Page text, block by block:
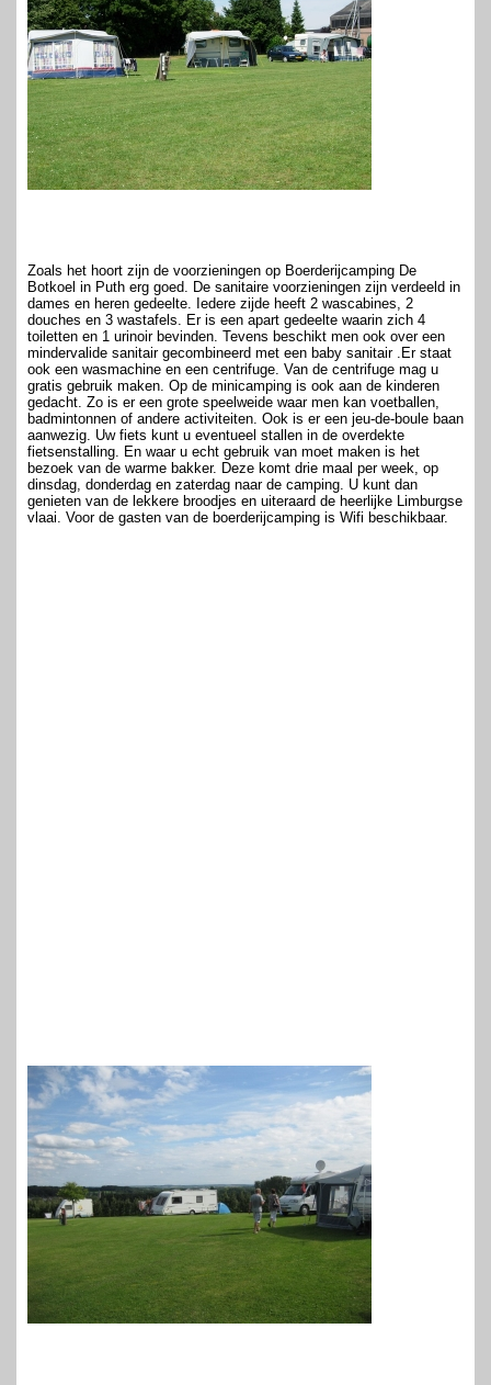
Zoals het hoort zijn de voorzieningen op Boerderijcamping De
Botkoel in Puth erg goed. De sanitaire voorzieningen zijn verdeeld in
dames en heren gedeelte. Iedere zijde heeft 2 wascabines, 2
douches en 3 wastafels. Er is een apart gedeelte waarin zich 4
toiletten en 1 urinoir bevinden. Tevens beschikt men ook over een
mindervalide sanitair gecombineerd met een baby sanitair .Er staat
ook een wasmachine en een centrifuge. Van de centrifuge mag u
gratis gebruik maken. Op de minicamping is ook aan de kinderen
gedacht. Zo is er een grote speelweide waar men kan voetballen,
badmintonnen of andere activiteiten. Ook is er een jeu-de-boule baan
aanwezig. Uw fiets kunt u eventueel stallen in de overdekte
fietsenstalling. En waar u echt gebruik van moet maken is het
bezoek van de warme bakker. Deze komt drie maal per week, op
dinsdag, donderdag en zaterdag naar de camping. U kunt dan
genieten van de lekkere broodjes en uiteraard de heerlijke Limburgse
vlaai. Voor de gasten van de boerderijcamping is Wifi beschikbaar.